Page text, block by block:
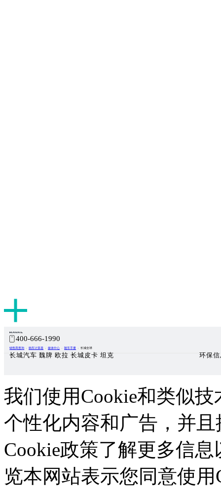
400-666-1990
销售商查询 购车计算器 媒体中心 随车手册 长城全球
长城汽车 魏牌 欧拉 长城皮卡 坦克 环保
我们使用Cookie和类似技
个性化内容和广告，并
Cookie政策了解更多信
览本网站表示您同意使用